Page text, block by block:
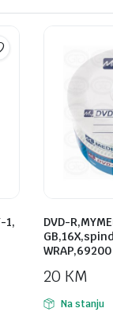
1,
DVD-
WRAP,69200
20 KM
Na stanju